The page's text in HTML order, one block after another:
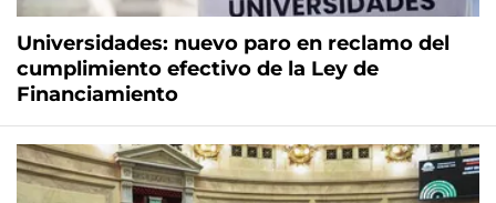
Universidades: nuevo paro en reclamo del
cumplimiento efectivo de la Ley de
Financiamiento